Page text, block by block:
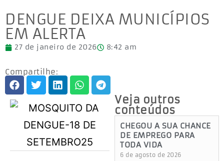
DENGUE DEIXA MUNICÍPIOS
EM ALERTA
27 de janeiro de 2026 8:42 am
Compartilhe:
Veja outros
conteúdos
CHEGOU A SUA CHANCE
DE EMPREGO PARA
TODA VIDA
6 de agosto de 2026